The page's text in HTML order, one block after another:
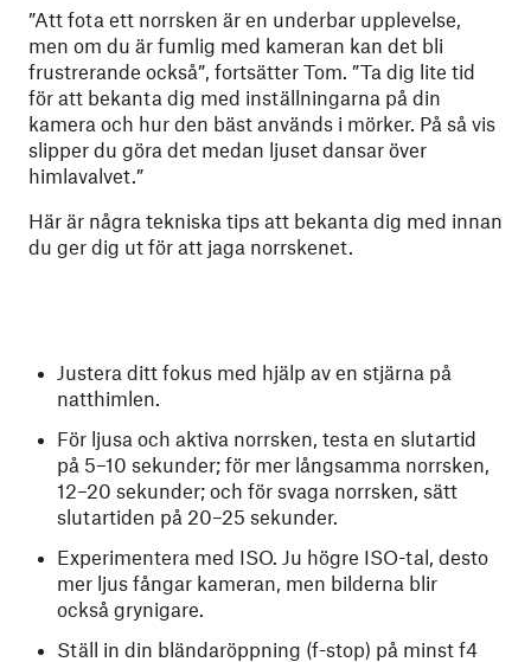
”Att fota ett norrsken är en underbar upplevelse,
men om du är fumlig med kameran kan det bli
frustrerande också”, fortsätter Tom. ”Ta dig lite tid
för att bekanta dig med inställningarna på din
kamera och hur den bäst används i mörker. På så vis
slipper du göra det medan ljuset dansar över
himlavalvet.”
Här är några tekniska tips att bekanta dig med innan
du ger dig ut för att jaga norrskenet.
Justera ditt fokus med hjälp av en stjärna på
natthimlen.
För ljusa och aktiva norrsken, testa en slutartid
på 5–10 sekunder; för mer långsamma norrsken,
12–20 sekunder; och för svaga norrsken, sätt
slutartiden på 20–25 sekunder.
Experimentera med ISO. Ju högre ISO-tal, desto
mer ljus fångar kameran, men bilderna blir
också grynigare.
Ställ in din bländaröppning (f-stop) på minst f4